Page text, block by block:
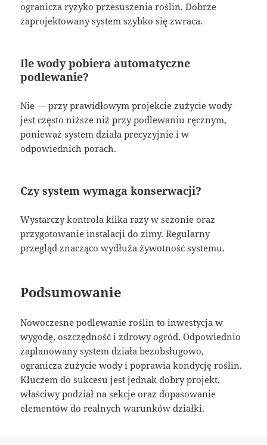
ogranicza ryzyko przesuszenia roślin. Dobrze
zaprojektowany system szybko się zwraca.
Ile wody pobiera automatyczne
podlewanie?
Nie — przy prawidłowym projekcie zużycie wody
jest często niższe niż przy podlewaniu ręcznym,
ponieważ system działa precyzyjnie i w
odpowiednich porach.
Czy system wymaga konserwacji?
Wystarczy kontrola kilka razy w sezonie oraz
przygotowanie instalacji do zimy. Regularny
przegląd znacząco wydłuża żywotność systemu.
Podsumowanie
Nowoczesne podlewanie roślin to inwestycja w
wygodę, oszczędność i zdrowy ogród. Odpowiednio
zaplanowany system działa bezobsługowo,
ogranicza zużycie wody i poprawia kondycję roślin.
Kluczem do sukcesu jest jednak dobry projekt,
właściwy podział na sekcje oraz dopasowanie
elementów do realnych warunków działki.